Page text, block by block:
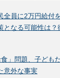
全員に2万円給付
となる可能性は？
」問題、子ども
意外な事実